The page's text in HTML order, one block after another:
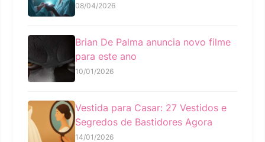
08/04/2026
Brian De Palma anuncia novo filme
para este ano
10/01/2026
Vestida para Casar: 27 Vestidos e
Segredos de Bastidores Agora
14/01/2026